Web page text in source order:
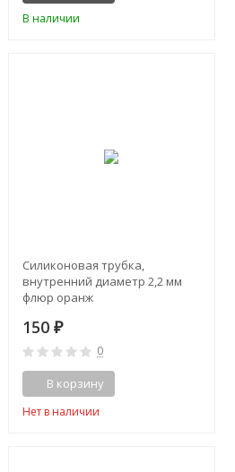
В наличии
Силиконовая трубка,
внутренний диаметр 2,2 мм
флюр оранж
150 ₽
0
В корзину
Нет в наличии